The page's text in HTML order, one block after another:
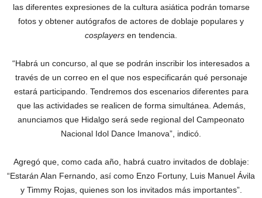
las diferentes expresiones de la cultura asiática podrán tomarse
fotos y obtener autógrafos de actores de doblaje populares y
cosplayers en tendencia.
“Habrá un concurso, al que se podrán inscribir los interesados a
través de un correo en el que nos especificarán qué personaje
estará participando. Tendremos dos escenarios diferentes para
que las actividades se realicen de forma simultánea. Además,
anunciamos que Hidalgo será sede regional del Campeonato
Nacional Idol Dance Imanova”, indicó.
Agregó que, como cada año, habrá cuatro invitados de doblaje:
“Estarán Alan Fernando, así como Enzo Fortuny, Luis Manuel Ávila
y Timmy Rojas, quienes son los invitados más importantes”.